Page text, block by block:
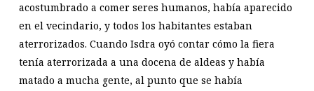
acostumbrado a comer seres humanos, había aparecido
en el vecindario, y todos los habitantes estaban
aterrorizados. Cuando Isdra oyó contar cómo la fiera
tenía aterrorizada a una docena de aldeas y había
matado a mucha gente, al punto que se había